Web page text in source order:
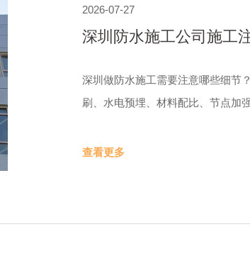
2026-07-27
深圳防水施工公司施工
深圳做防水施工需要注意哪些细节
刷、水电预埋、材料配比、节点加
查看更多